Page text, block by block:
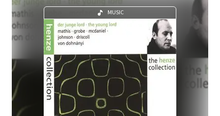
MUSIC